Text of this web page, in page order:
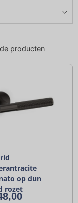
producten
op dun
rozet